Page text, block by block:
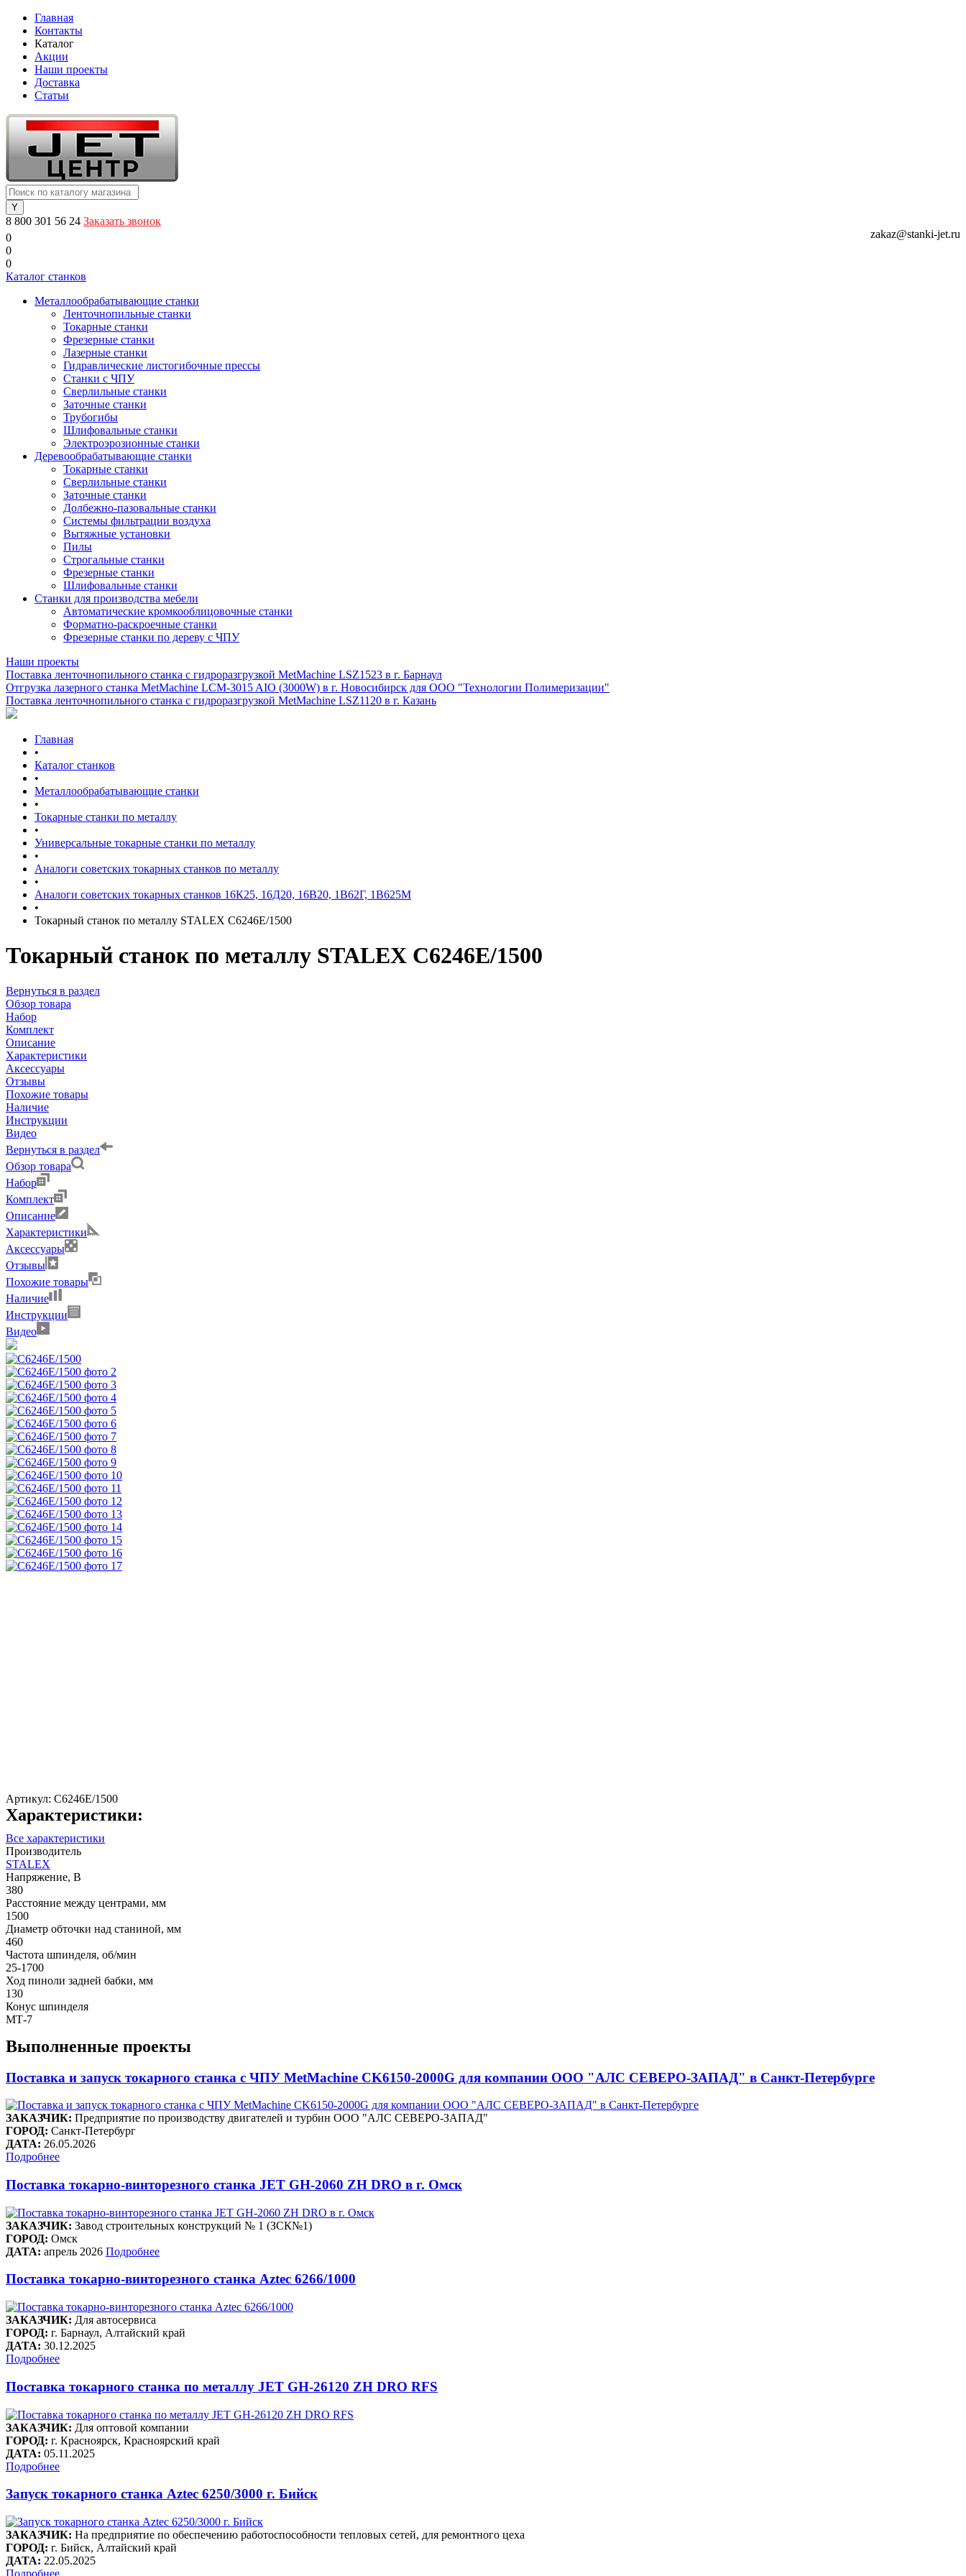
Главная
Контакты
Каталог
Акции
Наши проекты
Доставка
Статьи
8 800 301 56 24 Заказать звонок
zakaz@stanki-jet.ru
0
0
0
Каталог станков
Металлообрабатывающие станки
Ленточнопильные станки
Токарные станки
Фрезерные станки
Лазерные станки
Гидравлические листогибочные прессы
Станки с ЧПУ
Сверлильные станки
Заточные станки
Трубогибы
Шлифовальные станки
Электроэрозионные станки
Деревообрабатывающие станки
Токарные станки
Сверлильные станки
Заточные станки
Долбежно-пазовальные станки
Системы фильтрации воздуха
Вытяжные установки
Пилы
Строгальные станки
Фрезерные станки
Шлифовальные станки
Станки для производства мебели
Автоматические кромкооблицовочные станки
Форматно-раскроечные станки
Фрезерные станки по дереву с ЧПУ
Наши проекты
Поставка ленточнопильного станка c гидроразгрузкой MetMachine LSZ1523 в г. Барнаул
Отгрузка лазерного станка MetMachine LCM-3015 AIO (3000W) в г. Новосибирск для ООО "Технологии Полимеризации"
Поставка ленточнопильного станка c гидроразгрузкой MetMachine LSZ1120 в г. Казань
Главная
•
Каталог станков
•
Металлообрабатывающие станки
•
Токарные станки по металлу
•
Универсальные токарные станки по металлу
•
Аналоги советских токарных станков по металлу
•
Аналоги советских токарных станков 16К25, 16Д20, 16В20, 1В62Г, 1В625М
•
Токарный станок по металлу STALEX C6246E/1500
Токарный станок по металлу STALEX C6246E/1500
Вернуться в раздел
Обзор товара
Набор
Комплект
Описание
Характеристики
Аксессуары
Отзывы
Похожие товары
Наличие
Инструкции
Видео
Вернуться в раздел
Обзор товара
Набор
Комплект
Описание
Характеристики
Аксессуары
Отзывы
Похожие товары
Наличие
Инструкции
Видео
Артикул: C6246E/1500
Характеристики:
Все характеристики
Производитель
STALEX
Напряжение, В
380
Расстояние между центрами, мм
1500
Диаметр обточки над станиной, мм
460
Частота шпинделя, об/мин
25-1700
Ход пиноли задней бабки, мм
130
Конус шпинделя
MТ-7
Выполненные проекты
Поставка и запуск токарного станка с ЧПУ MetMachine CK6150-2000G для компании ООО "АЛС СЕВЕРО-ЗАПАД" в Санкт-Петербурге
ЗАКАЗЧИК: Предприятие по производству двигателей и турбин ООО "АЛС СЕВЕРО-ЗАПАД"
ГОРОД: Санкт-Петербург
ДАТА: 26.05.2026
Подробнее
Поставка токарно-винторезного станка JET GH-2060 ZH DRO в г. Омск
ЗАКАЗЧИК: Завод строительных конструкций № 1 (ЗСК№1)
ГОРОД: Омск
ДАТА: апрель 2026 Подробнее
Поставка токарно-винторезного станка Aztec 6266/1000
ЗАКАЗЧИК: Для автосервиса
ГОРОД: г. Барнаул, Алтайский край
ДАТА: 30.12.2025
Подробнее
Поставка токарного станка по металлу JET GH-26120 ZH DRO RFS
ЗАКАЗЧИК: Для оптовой компании
ГОРОД: г. Красноярск, Красноярский край
ДАТА: 05.11.2025
Подробнее
Запуск токарного станка Aztec 6250/3000 г. Бийск
ЗАКАЗЧИК: На предприятие по обеспечению работоспособности тепловых сетей, для ремонтного цеха
ГОРОД: г. Бийск, Алтайский край
ДАТА: 22.05.2025
Подробнее